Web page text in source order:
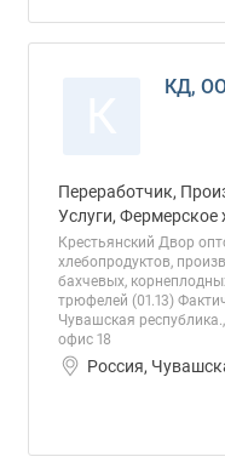
КД,
Переработчик,
Услуги, Фермерское
Крестьянский Двор
хлебопродуктов,
бахчевых,
трюфелей (01.13)
Чувашская
офис 18
Россия,